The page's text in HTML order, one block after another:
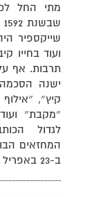
מתי החל
שייקספיר
ועוד בחייו
תרבות. אף
ישנה
קיץ״,
״מקבת״
לגדול
המחזאים
ב-23 באפריל 1616 אינה ידועה.